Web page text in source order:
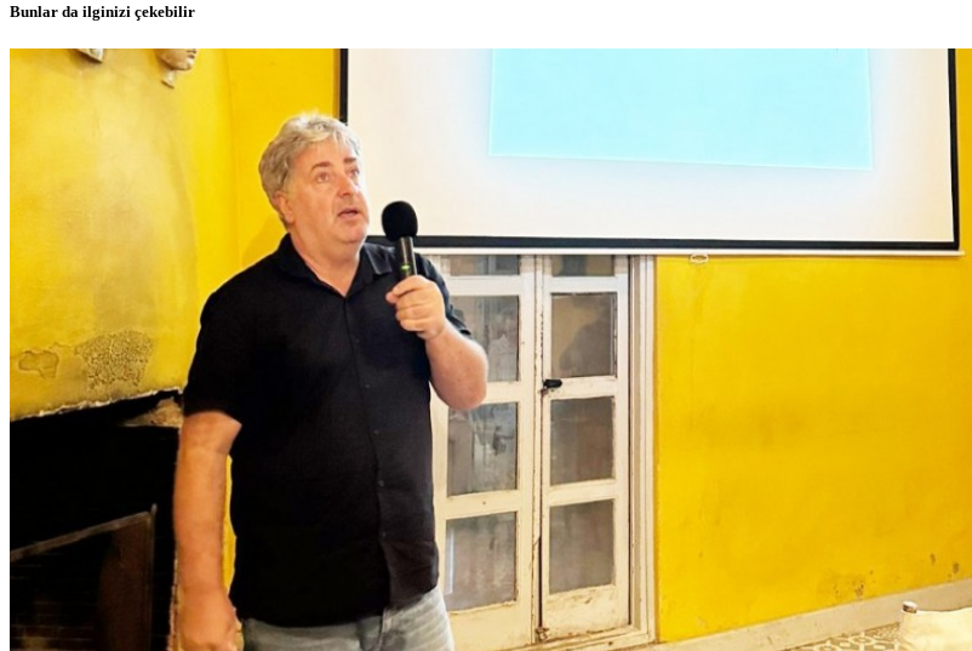
Bunlar da ilginizi çekebilir